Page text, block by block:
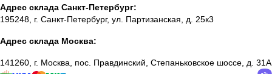
Адрес склада Санкт-Петербург:
195248, г. Санкт-Петербург, ул. Партизанская, д. 25к3
Адрес склада Москва:
141260, г. Москва, пос. Правдинский, Степаньковское шоссе, д. 31А